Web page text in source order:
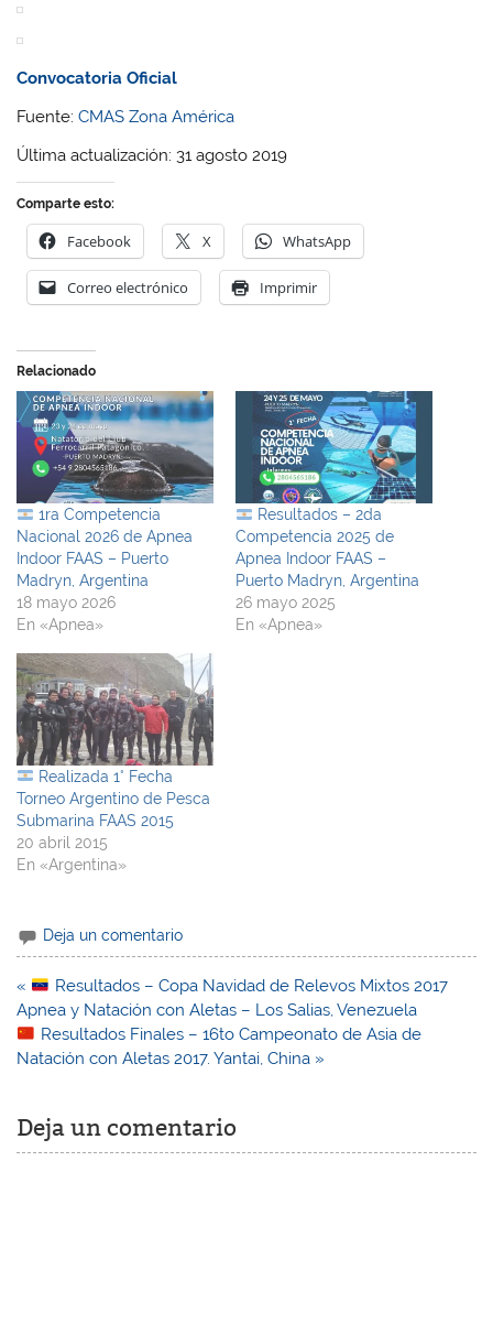
Convocatoria Oficial
Fuente:CMAS Zona América
Última actualización: 31 agosto 2019
Comparte esto:
Facebook X WhatsApp
Correo electrónico Imprimir
Relacionado
1ra Competencia
Nacional 2026 de Apnea
Indoor FAAS – Puerto
Madryn, Argentina
18 mayo 2026
En «Apnea»
Resultados – 2da
Competencia 2025 de
Apnea Indoor FAAS –
Puerto Madryn, Argentina
26 mayo 2025
En «Apnea»
Realizada 1° Fecha
Torneo Argentino de Pesca
Submarina FAAS 2015
20 abril 2015
En «Argentina»
Deja un comentario
Navegación
de
entradas
«
Resultados – Copa Navidad de Relevos Mixtos 2017
Apnea y Natación con Aletas – Los Salias, Venezuela
Resultados Finales – 16to Campeonato de Asia de
Natación con Aletas 2017. Yantai, China »
Deja un comentario